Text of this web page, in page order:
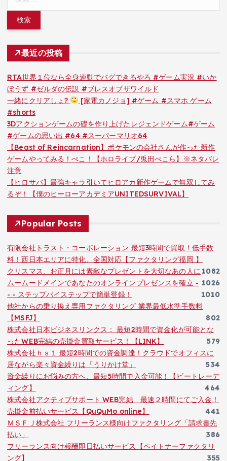
最近の投稿
RTA世界１位なら全身連動でバグできるやろ #ゲーム実況 #いか
ぼうず #ゼルダの伝説 #ブレスオブザワイルド
一緒にクリアしょ?
[家電カノジョ] #ゲーム #スマホ ゲーム
#shorts
3Dアクションゲームの礎を作り上げたレジェンドゲーム#ゲーム
#ゲームの思い出 #64 #スーパーマリオ64
【Beast of Reincarnation】ポケモンの会社さんが作った新作
ゲームやってみる！ぺこ！【ホロライブ/兎田ぺこら】※ネタバレ
注意
【ヒロサバ】最強キャラ引いてヒロアカ新作ゲームで無双してみ
るぞ！【僕のヒーローアカデミアUNITEDSURVIVAL】
Popular Posts
有限会社トラスト・コーポレーション 最短3時間で買取！低手数
料！西日本エリアに特化、全国対応【ファクタリング福岡 】
1082
クリスマス、お正月には素敵なプレゼントを大切なあの人に
1026
ムームードメインであなたのオンラインプレゼンスを確立 -
- - ステップバイステップで簡単登録！
1010
他社からの乗り換え専用ファクタリング 業界最低水準手数料
【MSFJ】
802
株式会社日本ビジネスリンクス： 最短2時間で資金化が可能とな
ったWEB完結の売掛金買取サービス！【LINK】
579
株式会社ｈｓ１ 最短2時間での資金調達！クラウドでオフィスに
居ながら楽々資金繰りは「うりかけ堂」
534
資金繰りにお悩みの方へ、最短5時間で入金可能！【ビートレーデ
ィング】
464
株式会社アクティブサポート WEB完結 最速２時間にてご入金！
売掛金前払いサービス【QuQuMo online】
441
ＭＳＦＪ株式会社 フリーランス様向けファクタリング「請求書先
払い」
386
フリーランス向け報酬即日払いサービス【ペイトナーファクタリ
ング】
355